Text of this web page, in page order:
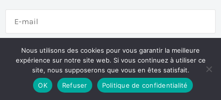
S'abonner
Nous utilisons des cookies pour vous garantir la meilleure
expérience sur notre site web. Si vous continuez à utiliser ce
site, nous supposerons que vous en êtes satisfait.
OK
Refuser Politique de confidentialité